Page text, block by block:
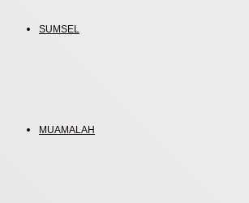
SUMSEL
MUAMALAH